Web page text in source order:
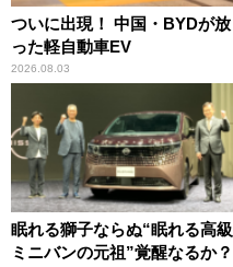
ついに出現！ 中国・BYDが放
った軽自動車EV
2026.08.03
眠れる獅子ならぬ“眠れる高級
ミニバンの元祖”覚醒なるか？